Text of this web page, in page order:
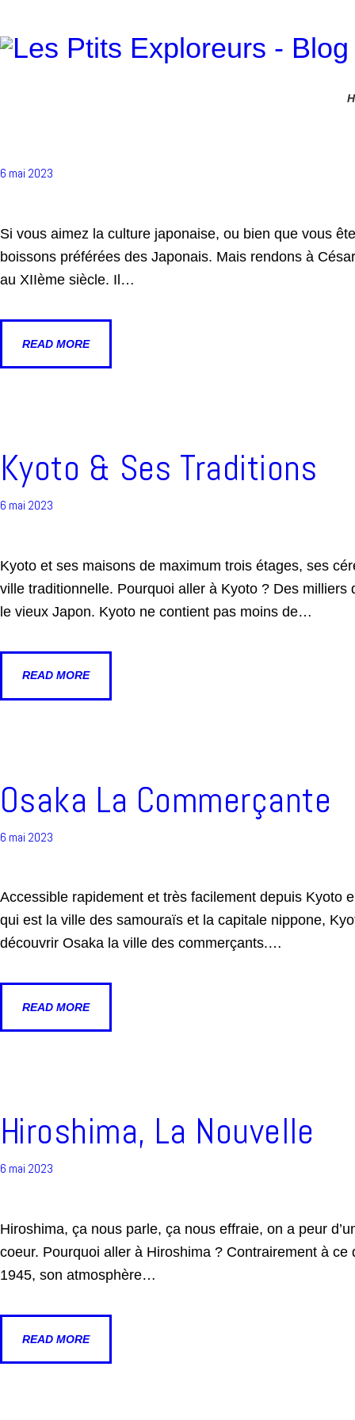
TOUR DU MONDE
À PROPOS
GALERIE
6 mai 2023
Si vous aimez la culture japonaise, ou bien que vous
boissons préférées des Japonais. Mais rendons à
au XIIème siècle. Il…
READ MORE
Kyoto & Ses Traditions
6 mai 2023
Kyoto et ses maisons de maximum trois étages, ses
ville traditionnelle. Pourquoi aller à Kyoto ? Des
le vieux Japon. Kyoto ne contient pas moins de…
READ MORE
Osaka La Commerçante
6 mai 2023
Accessible rapidement et très facilement depuis Kyoto
qui est la ville des samouraïs et la capitale nippone,
découvrir Osaka la ville des commerçants.…
READ MORE
Hiroshima, La Nouvelle
6 mai 2023
Hiroshima, ça nous parle, ça nous effraie, on a peur
coeur. Pourquoi aller à Hiroshima ? Contrairement à
1945, son atmosphère…
READ MORE